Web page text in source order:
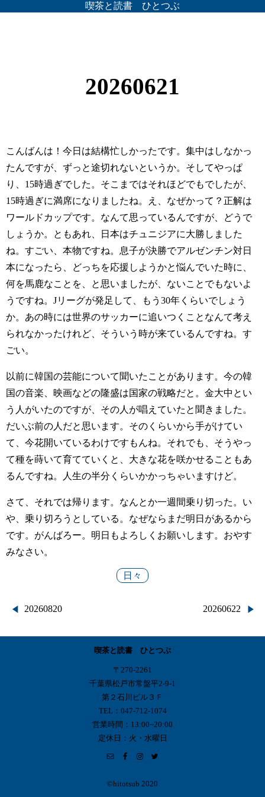
喫茶と読書 ひとつぶ
20260621
こんばんは！今日は結構忙しかったです。集中はしなかっ
たんですが、ずっと途切れないというか。そしてやっぱ
り、15時過ぎでした。そこまではそれほどでもでしたが、
15時過ぎに満席になりましたね。え、なぜかって？正解は
ワールドカップです。なんて思っているんですが、どうで
しょうか。ともあれ、日本はチュニジアに大勝しました
ね。すごい、本物ですね。息子が決勝でアルゼンチン対日
本になったら、どっちを応援しようかと悩んでいた時に、
何を馬鹿なことを、と思いましたが、ないことでもないよ
うですね。Jリーグが発足して、もう30年くらいでしょう
か。あの時には世界のサッカーに追いつくことなんて考え
られなかったけれど、そういう時が来ているんですね。す
ごい。
以前に韓国の芸能について聞いたことがあります。今の韓
国の音楽、映画などの隆盛は国家の戦略だと。金大中とい
う人がいたのですが、その人が唱えていたと聞きました。
だいぶ前の人だと思います。そのくらいから手がけてい
て、今花開いているわけですもんね。それでも、そうやっ
て種を蒔いて育てていくと、大きな花を咲かせることもあ
るんですね。人生の半分くらいかかっちゃいますけど。
さて、それでは帰ります。なんとか一週間乗り切った。い
や、乗り切ろうとしている。なぜならまだ明日があるから
です。がんばろー。明日もよろしくお願いします。おやす
みなさい。
日々
投
稿
20260820 20260622
喫茶と読書 ひとつぶ
〒270-2261
千葉県松戸市常盤平2-9-1
第２石川ビル３Ｆ
TEL：047-712-1074
営業時間：13:00~20:00
定休日：火・水曜日
©︎hitotsub 2020